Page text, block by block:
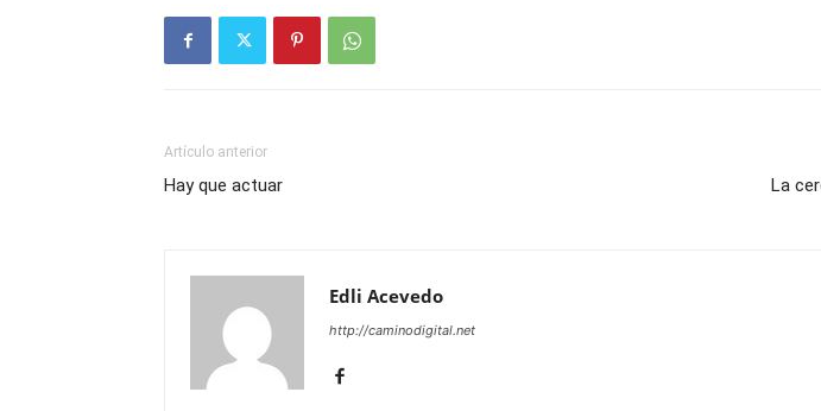
Artículo anterior
Hay que actuar La
Edli Acevedo
http://caminodigital.net